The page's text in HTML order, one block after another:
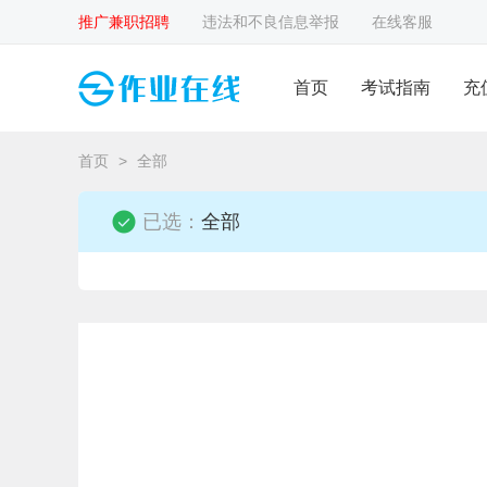
推广兼职招聘 违法和不良信息举报 在线客服
首页 考试指南 充
首页 > 全部
已选： 全部